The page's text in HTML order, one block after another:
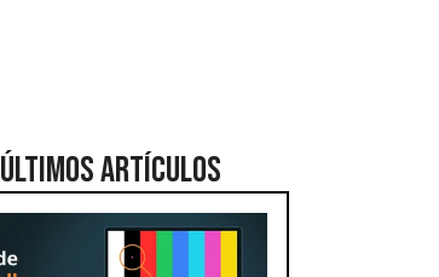
ÚLTIMOS ARTÍCULOS